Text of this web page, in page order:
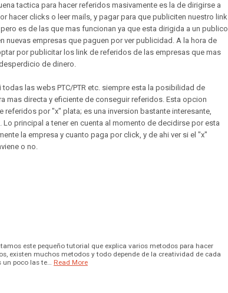
tactica para hacer referidos masivamente es la de dirigirse a
hacer clicks o leer mails, y pagar para que publiciten nuestro link
es de las que mas funcionan ya que esta dirigida a un publico
nuevas empresas que paguen por ver publicidad. A la hora de
por publicitar los link de referidos de las empresas que mas
de dinero.
todas las webs PTC/PTR etc. siempre esta la posibilidad de
mas directa y eficiente de conseguir referidos. Esta opcion
por "x" plata; es una inversion bastante interesante,
principal a tener en cuenta al momento de decidirse por esta
la empresa y cuanto paga por click, y de ahi ver si el "x"
o no.
este pequeño tutorial que explica varios metodos para hacer
existen muchos metodos y todo depende de la creatividad de cada
poco las te…
Read More